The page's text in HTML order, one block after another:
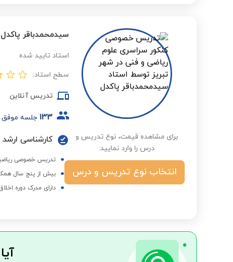
برای مشاهده قیمت، نوع تدریس و
درس را وارد نمایید:
انتخاب نوع تدریس و درس
سیدمحمدباقر پاکدل
استاد تایید شده
سطح استاد:
تدریس آنلاین
133 جلسه موفق
کارشناسی ارشد
تدریس خصوصی ریاضیات
بیش از پنج سال
دارای مدرک دوره